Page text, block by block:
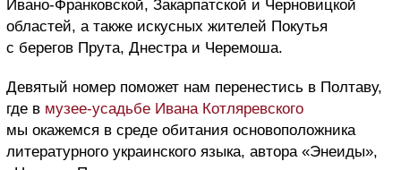
Ивано-Франковской, Закарпатской и Черновицкой
областей, а также искусных жителей Покутья
с берегов Прута, Днестра и Черемоша.
Девятый номер поможет нам перенестись в Полтаву,
где в музее-усадьбе Ивана Котляревского
мы окажемся в среде обитания основоположника
литературного украинского языка, автора «Энеиды»,